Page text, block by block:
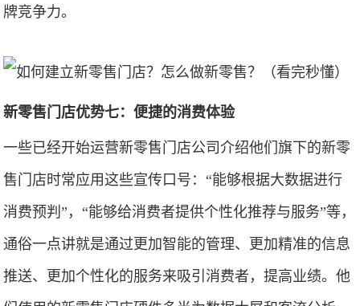
牌竞争力。
新零售门店优势七：便捷的消费体验
一些已经开始运营新零售门店公司介绍他们旗下的新零
售门店时常应用这些宣传口号：“能够根据大数据进行
消费预判”，“能够给消费者提供个性化推荐与服务”等，
通俗一点讲就是通过更加智能的管理、更加精准的信息
推送、更加个性化的服务来吸引消费者，提高业绩。他